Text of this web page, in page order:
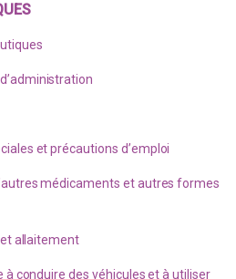
et précautions d’emploi
médicaments et autres formes
allaitement
à conduire des véhicules et à utiliser